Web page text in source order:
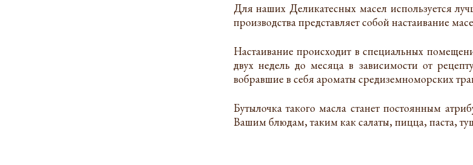
Для наших Деликатесных масел используется
производства представляет собой настаивание
Настаивание происходит в специальных
двух недель до месяца в зависимости от
вобравшие в себя ароматы средиземноморских
Бутылочка такого масла станет постоянным
Вашим блюдам, таким как салаты, пицца, паста,